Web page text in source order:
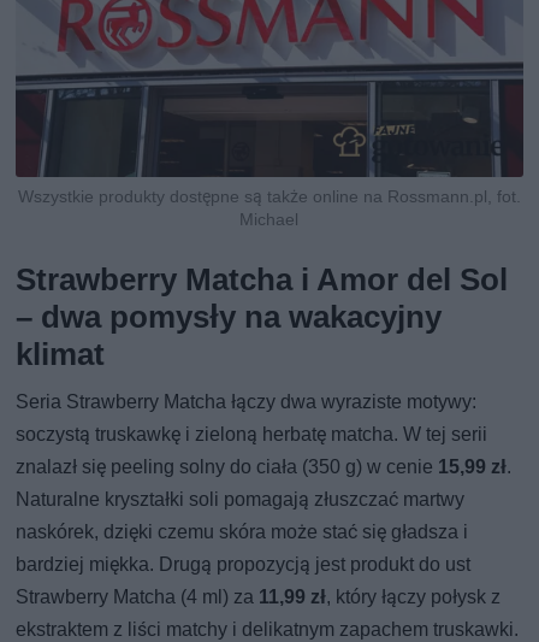
Wszystkie produkty dostępne są także online na Rossmann.pl, fot.
Michael
Strawberry Matcha i Amor del Sol
– dwa pomysły na wakacyjny
klimat
Seria Strawberry Matcha łączy dwa wyraziste motywy:
soczystą truskawkę i zieloną herbatę matcha. W tej serii
znalazł się peeling solny do ciała (350 g) w cenie 15,99 zł.
Naturalne kryształki soli pomagają złuszczać martwy
naskórek, dzięki czemu skóra może stać się gładsza i
bardziej miękka. Drugą propozycją jest produkt do ust
Strawberry Matcha (4 ml) za 11,99 zł, który łączy połysk z
ekstraktem z liści matchy i delikatnym zapachem truskawki.